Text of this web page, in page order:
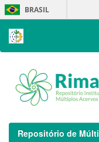
Skip
navigation
BRASIL
Repositório de